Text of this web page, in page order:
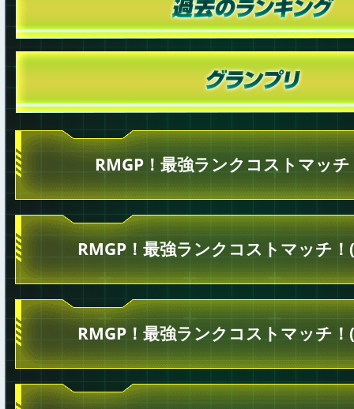
RMGP！最強ランクコストマッ
RMGP！最強ランクコストマッチ
RMGP！最強ランクコストマッチ